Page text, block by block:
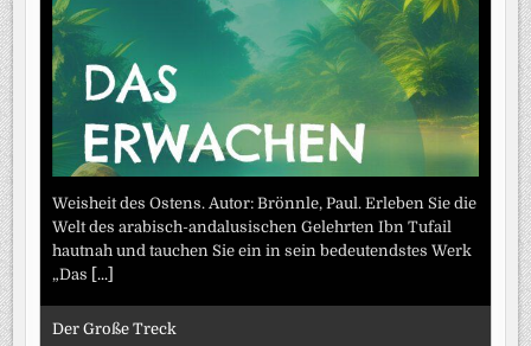
Weisheit des Ostens. Autor: Brönnle, Paul. Erleben Sie die
Welt des arabisch-andalusischen Gelehrten Ibn Tufail
hautnah und tauchen Sie ein in sein bedeutendstes Werk
„Das
[...]
Der Große Treck